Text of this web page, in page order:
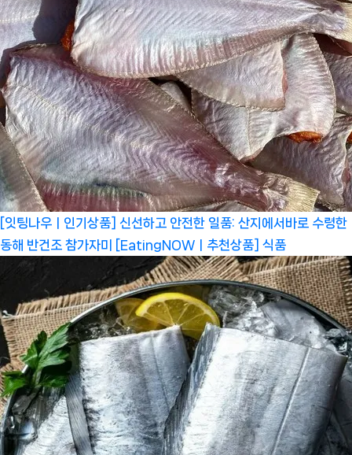
[잇팅나우ㅣ인기상품] 신선하고 안전한 일품: 산지에서바로 수령한
동해 반건조 참가자미 [EatingNOWㅣ추천상품] 식품